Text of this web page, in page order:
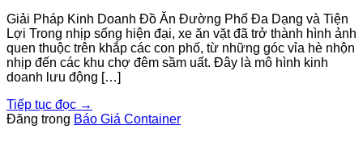
Giải Pháp Kinh Doanh Đồ Ăn Đường Phố Đa Dạng và Tiện
Lợi Trong nhịp sống hiện đại, xe ăn vặt đã trở thành hình ảnh
quen thuộc trên khắp các con phố, từ những góc vỉa hè nhộn
nhịp đến các khu chợ đêm sầm uất. Đây là mô hình kinh
doanh lưu động […]
Tiếp tục đọc →
Đăng trong Báo Giá Container